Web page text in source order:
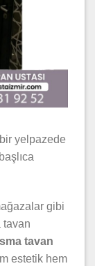
yelpazede
gibi
tavan
tavan
estetik hem